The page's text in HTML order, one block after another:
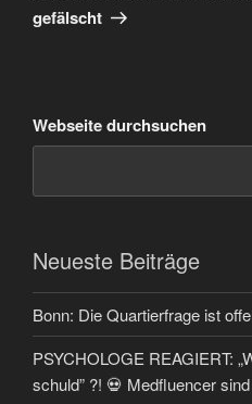
gefälscht
Webseite durchsuchen
Neueste Beiträge
Bonn: Die Quartierfrage ist
PSYCHOLOGE REAGIERT:
schuld” ?! 💀 Medfluencer